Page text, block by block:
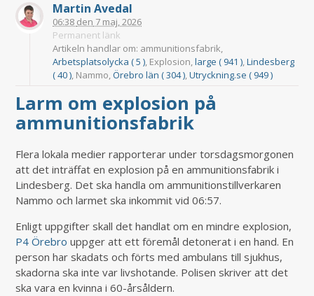
Martin Avedal
06:38 den 7 maj, 2026
Permanent länk
Artikeln handlar om: ammunitionsfabrik,
Arbetsplatsolycka ( 5 ), Explosion,large ( 941 ),Lindesberg
( 40 ), Nammo,Örebro län ( 304 ),Utryckning.se ( 949 )
Larm om explosion på
ammunitionsfabrik
Flera lokala medier rapporterar under torsdagsmorgonen
att det inträffat en explosion på en ammunitionsfabrik i
Lindesberg. Det ska handla om ammunitionstillverkaren
Nammo och larmet ska inkommit vid 06:57.
Enligt uppgifter skall det handlat om en mindre explosion,
P4 Örebro uppger att ett föremål detonerat i en hand. En
person har skadats och förts med ambulans till sjukhus,
skadorna ska inte var livshotande. Polisen skriver att det
ska vara en kvinna i 60-årsåldern.